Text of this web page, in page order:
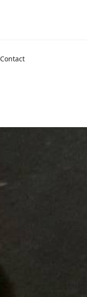
Contact